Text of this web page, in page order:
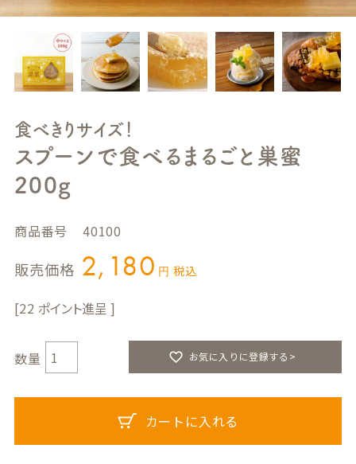
食べきりサイズ！
スプーンで食べるまるごと巣蜜
200g
商品番号 40100
販売価格 2,180 税込
22
お気に入りに登録する>
カートに入れる